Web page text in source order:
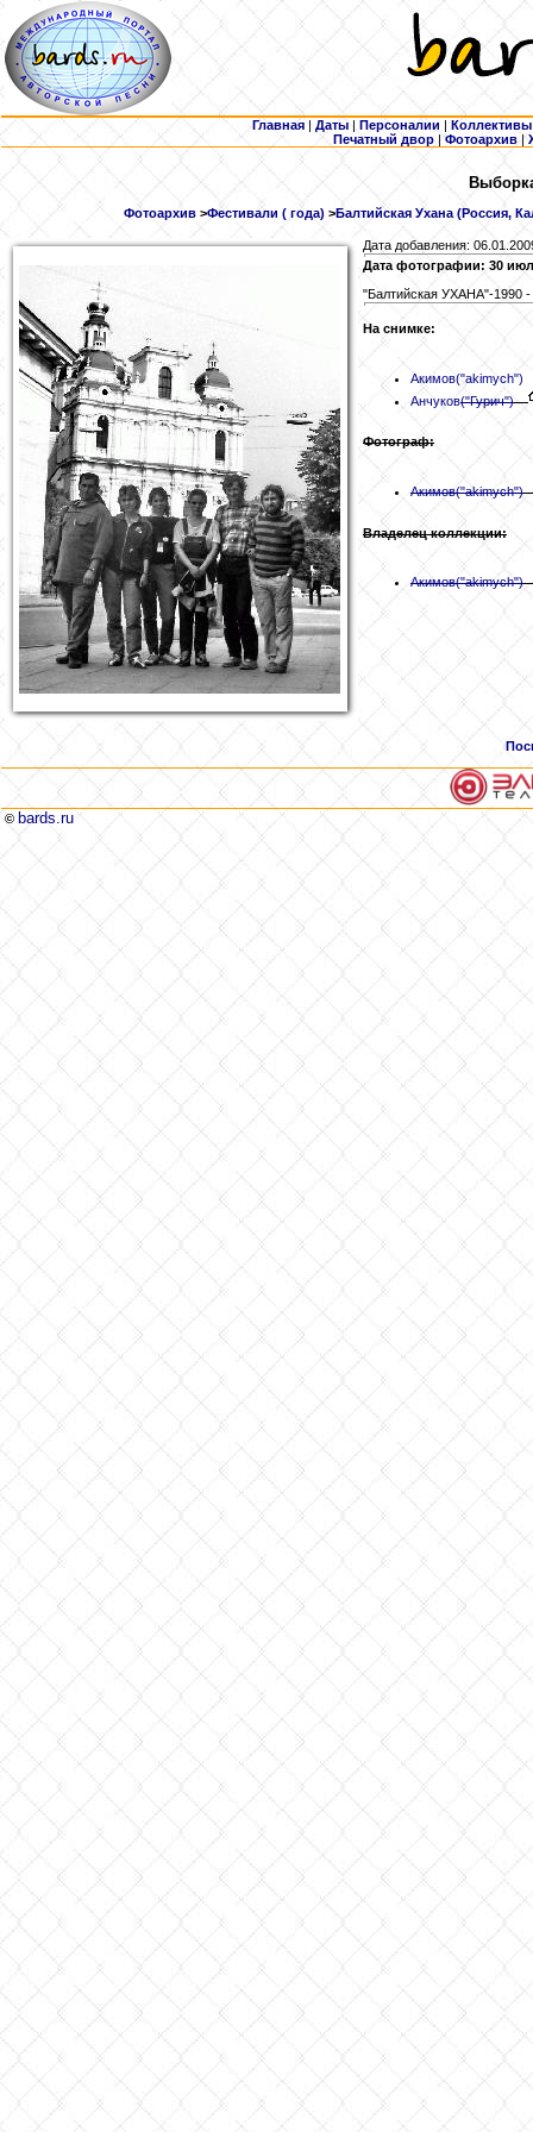
Главная | Даты | Персоналии | Коллективы
Печатный двор |Фотоархив |
Фотоархив>Фестивали ( года) >Балтийская Ухана (Россия,
Дата добавления:
Дата фотографии: 30
"Балтийская УХАНА"-1990
На снимке:
Акимов("akimych")
Анчуков("Гурич")
Фотограф:
Акимов("akimych")
Владелец коллекции:
Акимов("akimych")
© bards.ru